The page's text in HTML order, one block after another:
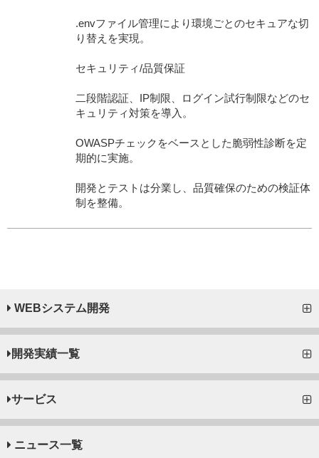
.envファイル管理により環境ごとのセキュアな切
り替えを実現。
セキュリティ/品質保証
二段階認証、IP制限、ログイン試行制限などのセ
キュリティ対策を導入。
OWASPチェックをベースとした脆弱性診断を定
期的に実施。
開発とテストは分業し、品質確保のための検証体
制を整備。
WEBシステム開発
開発実績一覧
サービス
ニュース一覧